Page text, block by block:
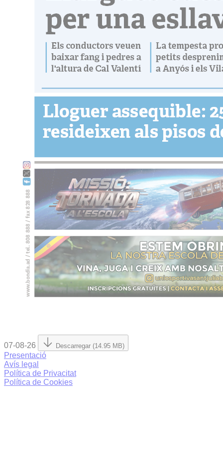
07-08-26 Descarregar (14.95 MB)
Presentació
Avís legal
Política de Privacitat
Política de Cookies